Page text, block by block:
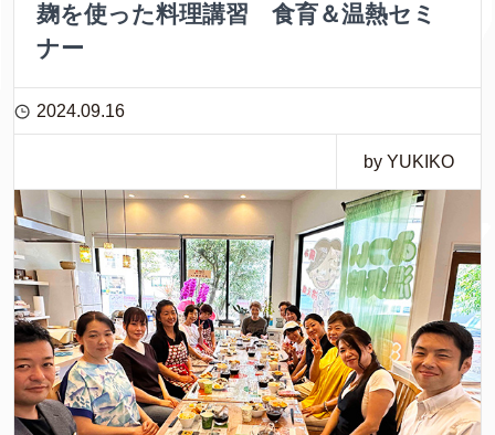
麹を使った料理講習 食育＆温熱セミ
ナー
2024.09.16
by YUKIKO